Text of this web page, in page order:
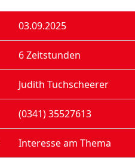
03.09.2025
6 Zeitstunden
Judith Tuchscheerer
(0341) 35527613
Interesse am Thema